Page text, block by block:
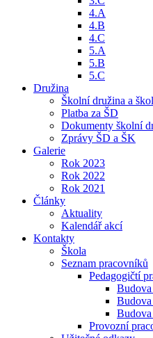
4.A
4.B
4.C
5.A
5.B
5.C
Družina
Školní družina a
Platba za ŠD
Dokumenty školní
Zprávy ŠD a ŠK
Galerie
Rok 2023
Rok 2022
Rok 2021
Články
Aktuality
Kalendář akcí
Kontakty
Škola
Seznam pracovníků
Pedagogičtí
Budova
Provozní